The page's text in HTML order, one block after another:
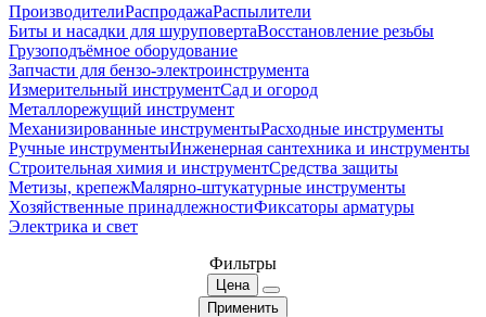
ПроизводителиРаспродажаРаспылители
Биты и насадки для шуруповертаВосстановление резьбы
Грузоподъёмное оборудование
Запчасти для бензо-электроинструмента
Измерительный инструментСад и огород
Металлорежущий инструмент
Механизированные инструментыРасходные инструменты
Ручные инструментыИнженерная сантехника и инструменты
Строительная химия и инструментСредства защиты
Метизы, крепежМалярно-штукатурные инструменты
Хозяйственные принадлежностиФиксаторы арматуры
Электрика и свет
Фильтры
Цена
Применить